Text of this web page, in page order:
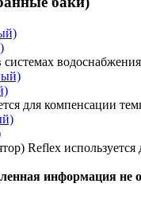
для компенсации
Reflex
информация не